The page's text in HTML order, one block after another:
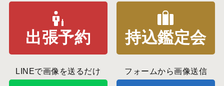
出張予約 持込鑑定会
LINEで画像を送るだけ フォームから画像送信